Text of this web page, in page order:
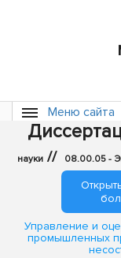
Меню сайта
науки // 08.00.05 -
Управление и
промышленных